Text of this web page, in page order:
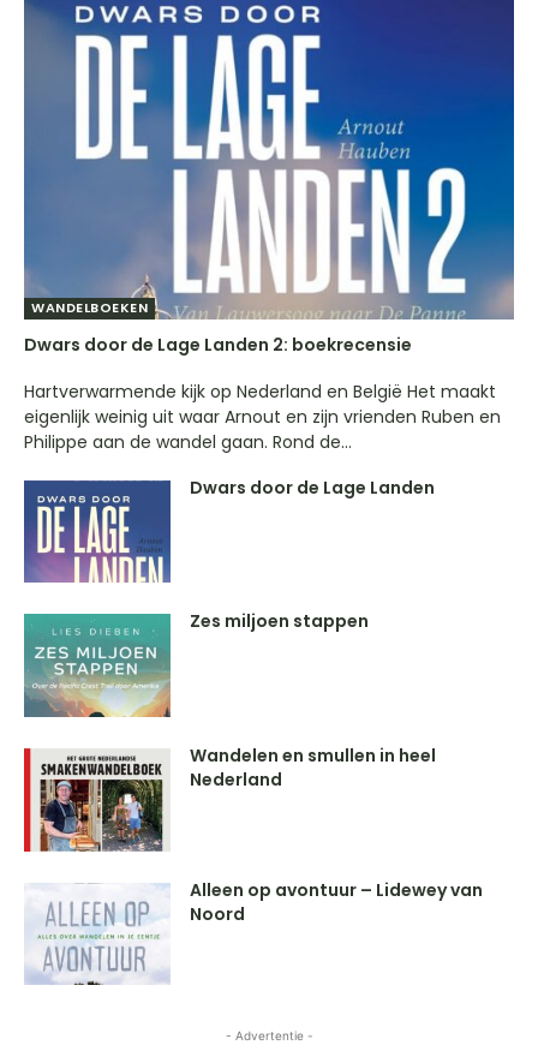
WANDELBOEKEN
Dwars door de Lage Landen 2: boekrecensie
Hartverwarmende kijk op Nederland en België Het maakt
eigenlijk weinig uit waar Arnout en zijn vrienden Ruben en
Philippe aan de wandel gaan. Rond de...
Dwars door de Lage Landen
Zes miljoen stappen
Wandelen en smullen in heel
Nederland
Alleen op avontuur – Lidewey van
Noord
- Advertentie -